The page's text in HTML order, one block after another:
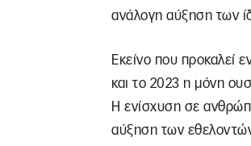
ανάλογη αύξηση των
Εκείνο που προκαλεί
και το 2023 η μόνη
Η ενίσχυση σε
αύξηση των